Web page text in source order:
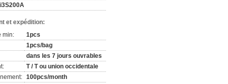
et expédition:
min:
1pcs
1pcs/bag
dans les 7 jours ouvrables
T / T ou union occidentale
100pcs/month